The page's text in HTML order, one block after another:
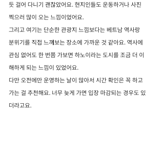
듯 걸어 다니기 괜찮았어요. 현지인들도 운동하거나 사진
찍으러 많이 오는 느낌이었어요.
그리고 여기는 단순한 관광지 느낌보다는 베트남 역사랑
분위기를 직접 느껴보는 장소에 가까운 것 같아요. 역사에
관심 없어도 한 번쯤 가보면 하노이라는 도시를 조금 더 이
해하게 되는 느낌이 있었어요.
다만 오전에만 운영하는 날이 많아서 시간 확인은 꼭 하고
가는 걸 추천해요. 너무 늦게 가면 입장 마감되는 경우도 있
더라고요.